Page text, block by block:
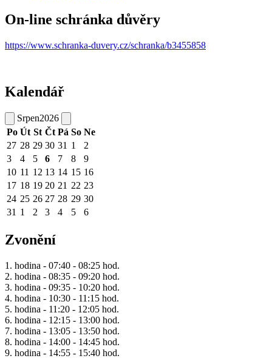
On-line schránka důvěry
https://www.schranka-duvery.cz/schranka/b3455858
Kalendář
Srpen2026
Po Út St Čt Pá So Ne
27 28 29 30 31 1
2
3
4 5 6 7 8
9
10 11 12 13 14 15 16
17 18 19 20 21 22 23
24 25 26 27 28 29 30
31 1 2 3 4 5 6
Zvonění
1. hodina - 07:40 - 08:25 hod.
2. hodina - 08:35 - 09:20 hod.
3. hodina - 09:35 - 10:20 hod.
4. hodina - 10:30 - 11:15 hod.
5. hodina - 11:20 - 12:05 hod.
6. hodina - 12:15 - 13:00 hod.
7. hodina - 13:05 - 13:50 hod.
8. hodina - 14:00 - 14:45 hod.
9. hodina - 14:55 - 15:40 hod.